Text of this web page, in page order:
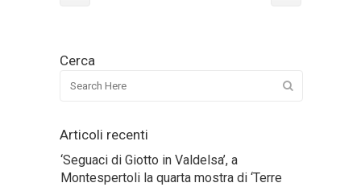
Cerca
Articoli recenti
‘Seguaci di Giotto in Valdelsa’, a
Montespertoli la quarta mostra di ‘Terre